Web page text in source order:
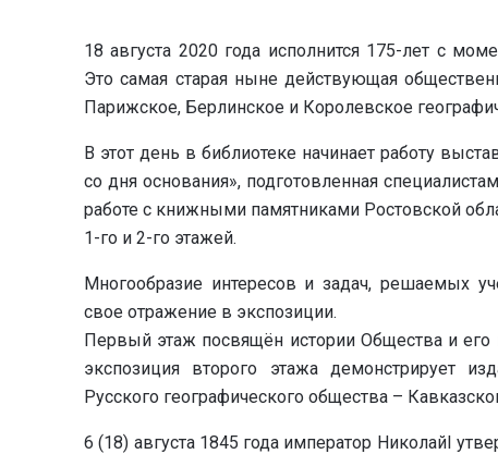
18 августа 2020 года исполнится 175-лет с
Это самая старая ныне действующая
Парижское, Берлинское и Королевское
В этот день в библиотеке начинает работу
со дня основания», подготовленная
работе с книжными памятниками Ростовской
1-го и 2-го этажей.
Многообразие интересов и задач, решаемых
свое отражение в экспозиции.
Первый этаж посвящён истории Общества и его
экспозиция второго этажа демонстрирует
Русского географического общества –
6 (18) августа 1845 года император НиколайI